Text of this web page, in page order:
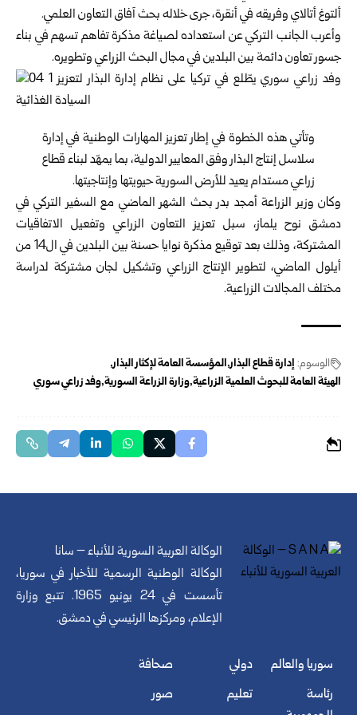
ألتوغ أتالاي وفريقه في أنقرة، جرى خلاله بحث آفاق التعاون العلمي.
وأعرب الجانب التركي عن استعداده لصياغة مذكرة تفاهم تسهم في بناء
جسور تعاون دائمة بين البلدين في مجال البحث الزراعي وتطويره.
وتأتي هذه الخطوة في إطار تعزيز المهارات الوطنية في إدارة
سلاسل إنتاج البذار وفق المعايير الدولية، بما يمهّد لبناء قطاع
زراعي مستدام يعيد للأرض السورية حيويتها وإنتاجيتها.
وكان وزير الزراعة أمجد بدر بحث الشهر الماضي مع السفير التركي في
دمشق نوح يلماز، سبل تعزيز التعاون الزراعي وتفعيل الاتفاقيات
المشتركة، وذلك بعد توقيع مذكرة نوايا حسنة بين البلدين في ال14 من
أيلول الماضي، لتطوير الإنتاج الزراعي وتشكيل لجان مشتركة لدراسة
مختلف المجالات الزراعية.
الوسوم: إدارة قطاع البذار المؤسسة العامة لإكثار البذار
الهيئة العامة للبحوث العلمية الزراعية وزارة الزراعة السورية وفد زراعي سوري
الوكالة العربية السورية للأنباء – سانا
الوكالة الوطنية الرسمية للأخبار في سوريا،
تأسست في 24 يونيو 1965. تتبع وزارة
الإعلام، ومركزها الرئيسي في دمشق.
سوريا والعالم
رئاسة
دولي
تعليم
صحافة
صور